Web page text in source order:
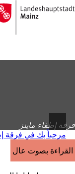
الانتقال إلى المحتوى
إلى
الصفحة
فرقة إطفاء ماينز
مرحباً بك في فرقة
القراءة بصوت عالٍ